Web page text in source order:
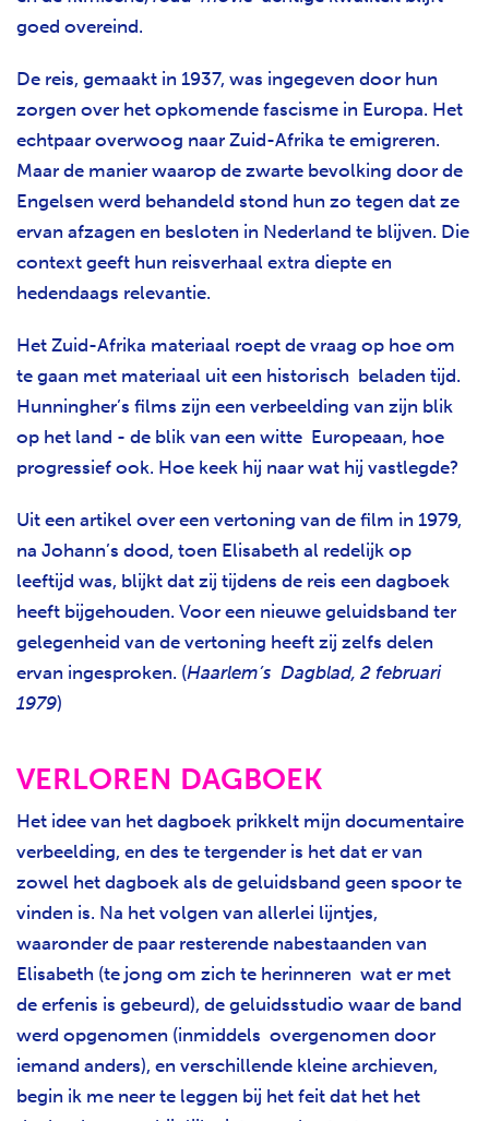
goed overeind.
De reis, gemaakt in 1937, was ingegeven door hun
zorgen over het opkomende fascisme in Europa. Het
echtpaar overwoog naar Zuid-Afrika te emigreren.
Maar de manier waarop de zwarte bevolking door de
Engelsen werd behandeld stond hun zo tegen dat ze
ervan afzagen en besloten in Nederland te blijven. Die
context geeft hun reisverhaal extra diepte en
hedendaags relevantie.
Het Zuid-Afrika materiaal roept de vraag op hoe om
te gaan met materiaal uit een historisch beladen tijd.
Hunningher’s films zijn een verbeelding van zijn blik
op het land - de blik van een witte Europeaan, hoe
progressief ook. Hoe keek hij naar wat hij vastlegde?
Uit een artikel over een vertoning van de film in 1979,
na Johann’s dood, toen Elisabeth al redelijk op
leeftijd was, blijkt dat zij tijdens de reis een dagboek
heeft bijgehouden. Voor een nieuwe geluidsband ter
gelegenheid van de vertoning heeft zij zelfs delen
ervan ingesproken. (Haarlem’s Dagblad, 2 februari
1979)
VERLOREN DAGBOEK
Het idee van het dagboek prikkelt mijn documentaire
verbeelding, en des te tergender is het dat er van
zowel het dagboek als de geluidsband geen spoor te
vinden is. Na het volgen van allerlei lijntjes,
waaronder de paar resterende nabestaanden van
Elisabeth (te jong om zich te herinneren wat er met
de erfenis is gebeurd), de geluidsstudio waar de band
werd opgenomen (inmiddels overgenomen door
iemand anders), en verschillende kleine archieven,
begin ik me neer te leggen bij het feit dat het het